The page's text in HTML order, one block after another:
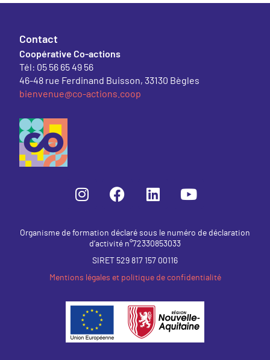
Contact
Coopérative Co-actions
Tél: 05 56 65 49 56
46-48 rue Ferdinand Buisson, 33130 Bègles
bienvenue@co-actions.coop
Organisme de formation déclaré sous le numéro de déclaration
d’activité n°72330853033
SIRET 529 817 157 00116
Mentions légales et politique de confidentialité